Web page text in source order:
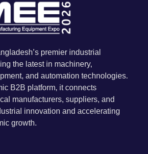
premier industrial
the latest in machinery,
and automation technologies.
B2B platform, it connects
manufacturers, suppliers, and
innovation and accelerating
growth.